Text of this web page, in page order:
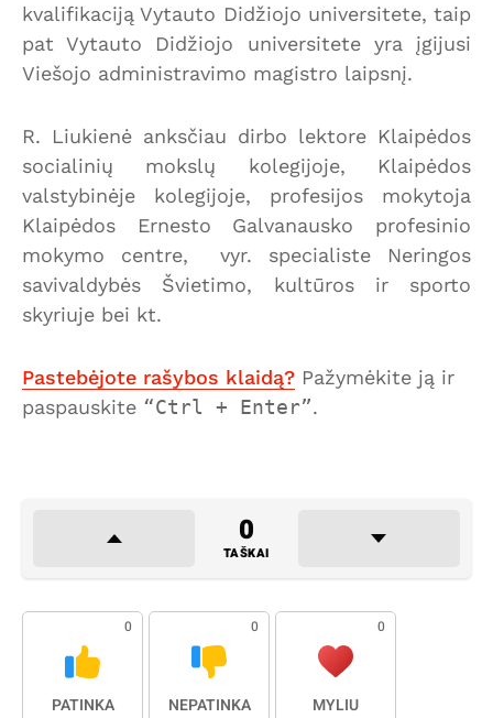
kvalifikaciją Vytauto Didžiojo universitete, taip
pat Vytauto Didžiojo universitete yra įgijusi
Viešojo administravimo magistro laipsnį.
R. Liukienė anksčiau dirbo lektore Klaipėdos
socialinių mokslų kolegijoje, Klaipėdos
valstybinėje kolegijoje, profesijos mokytoja
Klaipėdos Ernesto Galvanausko profesinio
mokymo centre, vyr. specialiste Neringos
savivaldybės Švietimo, kultūros ir sporto
skyriuje bei kt.
Pastebėjote rašybos klaidą? Pažymėkite ją ir
paspauskite
Ctrl + Enter .
0
TAŠKAI
0
PATINKA
0
NEPATINKA
0
MYLIU